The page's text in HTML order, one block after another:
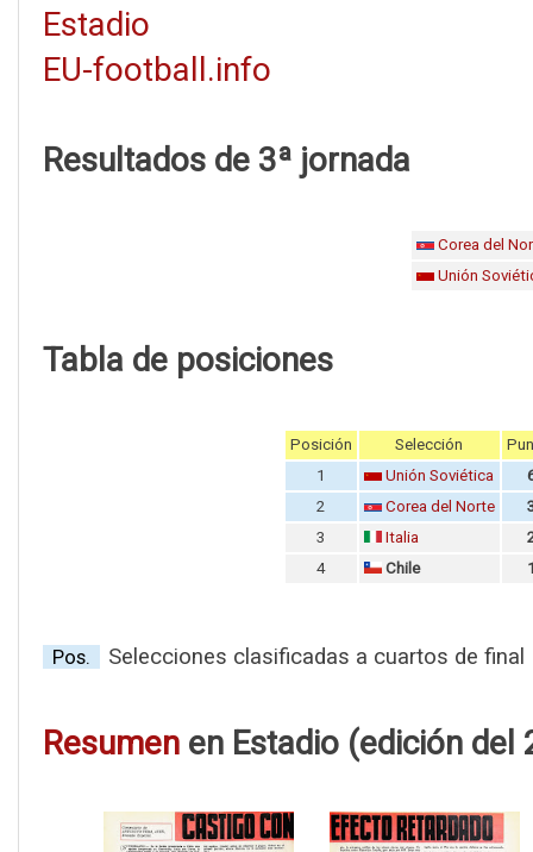
Estadio
EU-football.info
Resultados de 3ª jornada
Corea del
Unión
Tabla de posiciones
Posición Selección
1
Unión Soviética
2
Corea del Norte
3
Italia
4
Chile
Pos. Selecciones clasificadas a cuartos de final
Resumen en Estadio (edición del